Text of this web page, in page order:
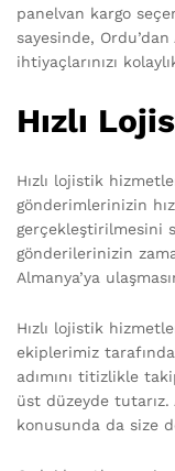
panelvan kargo
sayesinde, Ordu’dan
ihtiyaçlarınızı
Hızlı
Hızlı lojistik
gönderimlerinizin
gerçekleştirilmesini
gönderilerinizin
Almanya’ya
Hızlı lojistik
ekiplerimiz
adımını titizlikle
üst düzeyde tutarız.
konusunda da size